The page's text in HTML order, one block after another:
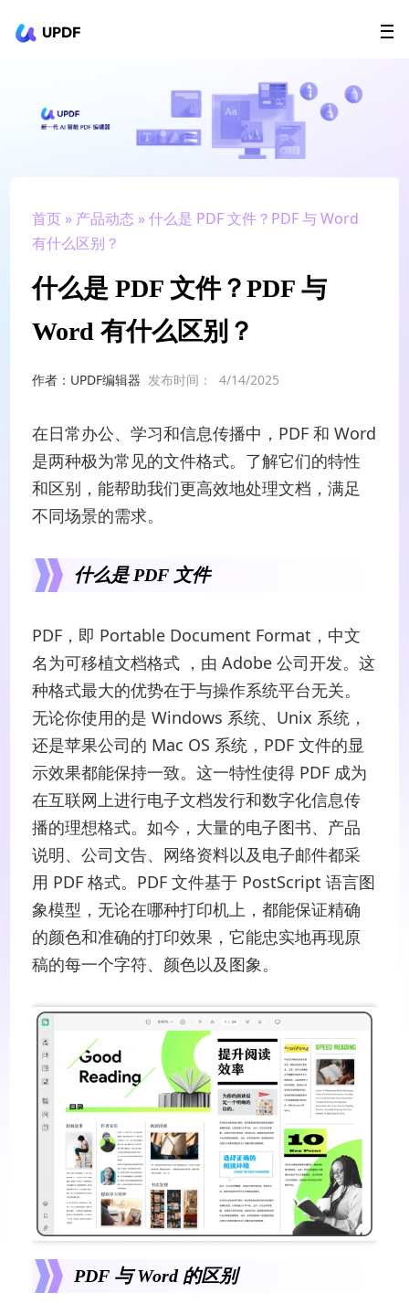
UPDF
AI Agents
政企采购
升级会员
首页 » 产品动态 » 什么是 PDF 文件？PDF 与 Word
有什么区别？
什么是 PDF 文件？PDF 与
Word 有什么区别？
作者：UPDF编辑器 发布时间： 4/14/2025
在日常办公、学习和信息传播中，PDF 和 Word
是两种极为常见的文件格式。了解它们的特性
和区别，能帮助我们更高效地处理文档，满足
不同场景的需求。
什么是 PDF 文件
PDF，即 Portable Document Format，中文
名为可移植文档格式 ，由 Adobe 公司开发。这
种格式最大的优势在于与操作系统平台无关。
无论你使用的是 Windows 系统、Unix 系统，
还是苹果公司的 Mac OS 系统，PDF 文件的显
示效果都能保持一致。这一特性使得 PDF 成为
在互联网上进行电子文档发行和数字化信息传
播的理想格式。如今，大量的电子图书、产品
说明、公司文告、网络资料以及电子邮件都采
用 PDF 格式。PDF 文件基于 PostScript 语言图
象模型，无论在哪种打印机上，都能保证精确
的颜色和准确的打印效果，它能忠实地再现原
稿的每一个字符、颜色以及图象。
PDF 与 Word 的区别